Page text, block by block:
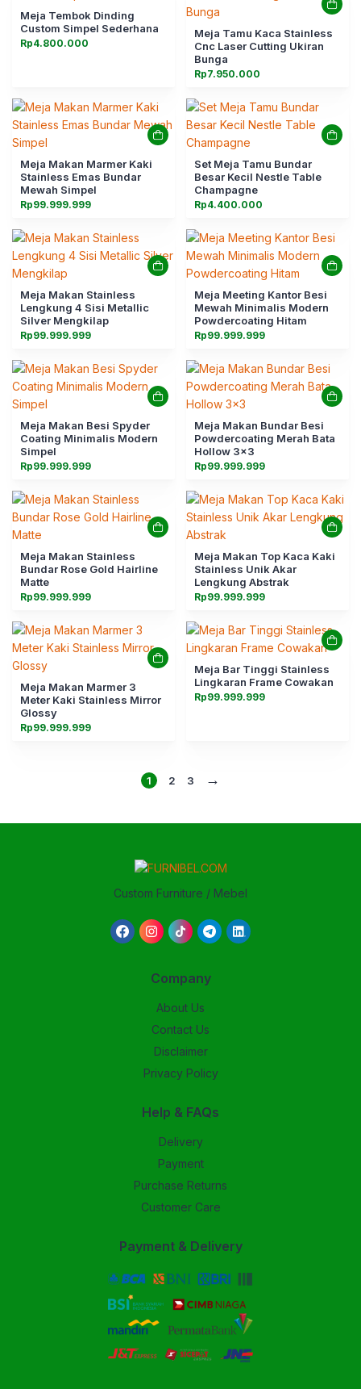
Meja Tembok Dinding
Custom Simpel Sederhana
Rp4.800.000
Meja Tamu Kaca Stainless
Cnc Laser Cutting Ukiran
Bunga
Rp7.950.000
Meja Makan Marmer Kaki
Stainless Emas Bundar
Mewah Simpel
Rp99.999.999
Set Meja Tamu Bundar
Besar Kecil Nestle Table
Champagne
Rp4.400.000
Meja Makan Stainless
Lengkung 4 Sisi Metallic
Silver Mengkilap
Rp99.999.999
Meja Meeting Kantor Besi
Mewah Minimalis Modern
Powdercoating Hitam
Rp99.999.999
Meja Makan Besi Spyder
Coating Minimalis Modern
Simpel
Rp99.999.999
Meja Makan Bundar Besi
Powdercoating Merah Bata
Hollow 3×3
Rp99.999.999
Meja Makan Stainless
Bundar Rose Gold Hairline
Matte
Rp99.999.999
Meja Makan Top Kaca Kaki
Stainless Unik Akar
Lengkung Abstrak
Rp99.999.999
Meja Makan Marmer 3
Meter Kaki Stainless Mirror
Glossy
Rp99.999.999
Meja Bar Tinggi Stainless
Lingkaran Frame Cowakan
Rp99.999.999
1 2 3 →
Custom Furniture / Mebel
Company
About Us
Contact Us
Disclaimer
Privacy Policy
Help & FAQs
Delivery
Payment
Purchase Returns
Customer Care
Payment & Delivery